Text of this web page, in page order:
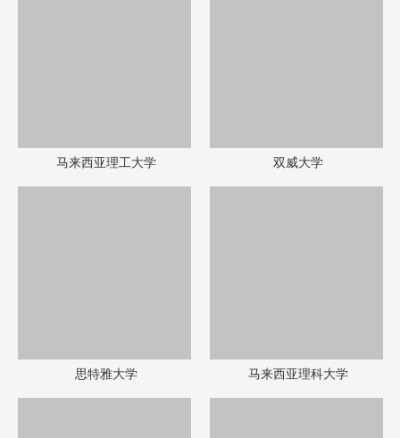
马来西亚理工大学 双威大学
思特雅大学 马来西亚理科大学